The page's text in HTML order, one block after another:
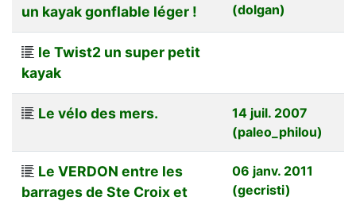
un kayak gonflable léger !
(dolgan)
le Twist2 un super petit
kayak
Le vélo des mers.
14 juil. 2007
(paleo_philou)
Le VERDON entre les
barrages de Ste Croix et
06 janv. 2011
(gecristi)